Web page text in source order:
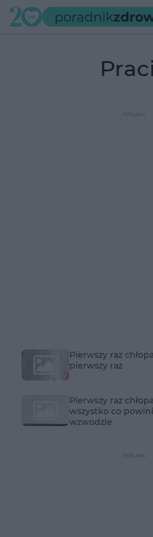
Pierwszy raz
pierwszy raz
Pierwszy raz
wszystko co
wzwodzie